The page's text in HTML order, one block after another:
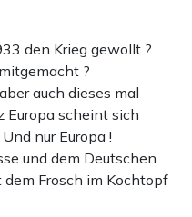
den Krieg gewollt ?
?
auch dieses mal
Europa scheint sich
nur Europa !
und dem Deutschen
Frosch im Kochtopf